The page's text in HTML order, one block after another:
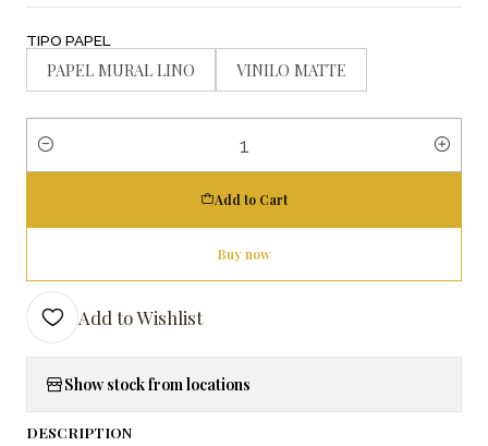
TIPO PAPEL
PAPEL MURAL LINO VINILO MATTE
Quantity
Add to Cart
Buy now
Add to Wishlist
Show stock from locations
DESCRIPTION